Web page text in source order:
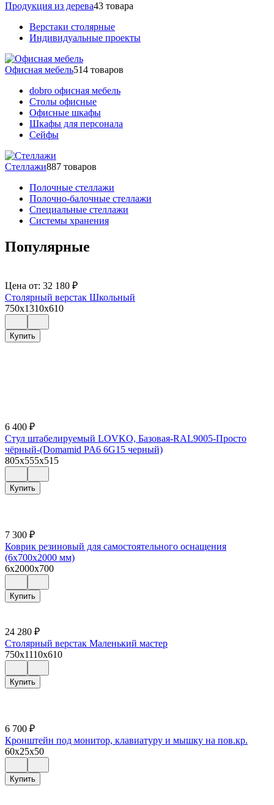
Продукция из дерева43 товара
Верстаки столярные
Индивидуальные проекты
Офисная мебель514 товаров
dobro офисная мебель
Столы офисные
Офисные шкафы
Шкафы для персонала
Сейфы
Стеллажи887 товаров
Полочные стеллажи
Полочно-балочные стеллажи
Специальные стеллажи
Системы хранения
Популярные
Цена от: 32 180 ₽
Столярный верстак Школьный
750x1310x610
Купить
6 400 ₽
Стул штабелируемый LOVKO, Базовая-RAL9005-Просто
чёрный-(Domamid PA6 6G15 черный)
805x555x515
Купить
7 300 ₽
Коврик резиновый для самостоятельного оснащения
(6х700х2000 мм)
6x2000x700
Купить
24 280 ₽
Столярный верстак Маленький мастер
750x1110x610
Купить
6 700 ₽
Кронштейн под монитор, клавиатуру и мышку на пов.кр.
60x25x50
Купить